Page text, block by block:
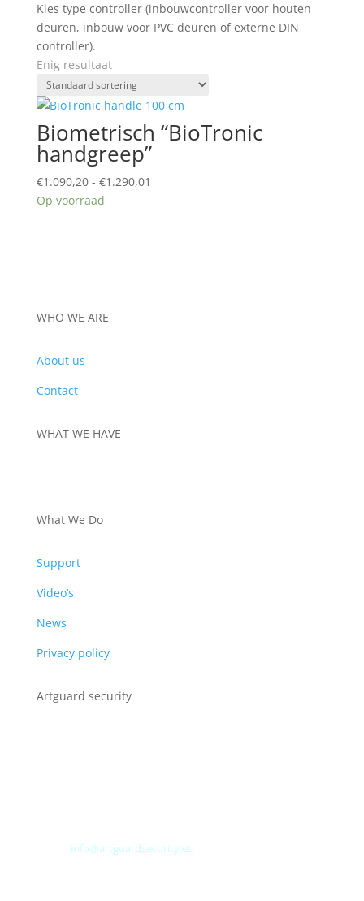
Kies type controller (inbouwcontroller voor houten
deuren, inbouw voor PVC deuren of externe DIN
controller).
Enig resultaat
Biometrisch “BioTronic
handgreep”
€1.090,20 - €1.290,01
Op voorraad
WHO WE ARE
About us
Contact
WHAT WE HAVE
What We Do
Support
Video’s
News
Privacy policy
Artguard security
info@artguardsecurity.eu